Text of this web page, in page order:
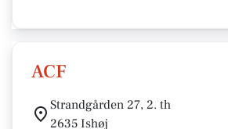
ACF
Strandgården 27, 2. th
2635 Ishøj